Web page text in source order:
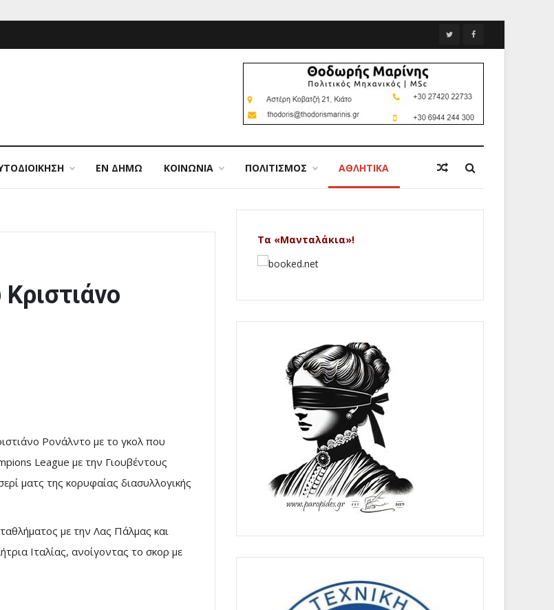
ΕΝ ΔΗΜΩ ΚΟΙΝΩΝΙΑ ΠΟΛΙΤΙΣΜΟΣ ΑΘΛΗΤΙΚΑ
Ρονάλντο με το γκολ που
League με την Γιουβέντους
ματς της κορυφαίας διασυλλογικής
με την Λας Πάλμας και
Ιταλίας, ανοίγοντας το σκορ με
Τα «Μανταλάκια»!